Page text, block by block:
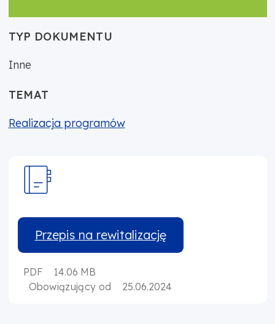
TYP DOKUMENTU
Inne
TEMAT
Realizacja programów
Przepis na rewitalizację
PDF
14.06 MB
Obowiązujący od
25.06.2024